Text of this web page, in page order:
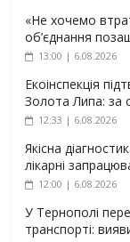
«Не хочемо
об’єднання
13:00 | 6.08.2026
Екоінспекція
Золота Липа: за
12:33 | 6.08.2026
Якісна
лікарні
12:00 | 6.08.2026
У Тернополі
транспорті: